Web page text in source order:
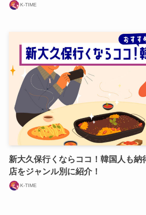
K-TIME
新大久保行くならココ！韓国人も納
店をジャンル別に紹介！
K-TIME